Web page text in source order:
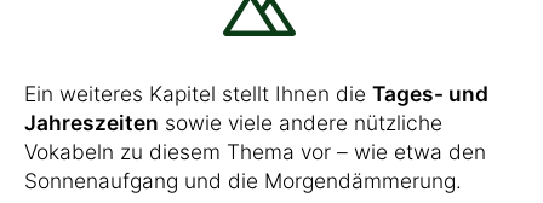
Ein weiteres Kapitel stellt Ihnen die Tages- und
Jahreszeiten sowie viele andere nützliche
Vokabeln zu diesem Thema vor – wie etwa den
Sonnenaufgang und die Morgendämmerung.